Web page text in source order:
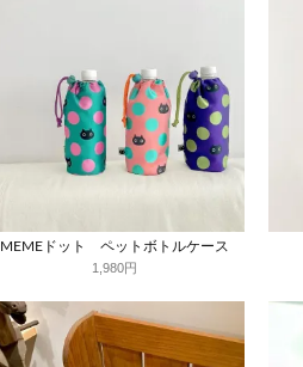
MEMEドット ペットボトルケース
1,980円